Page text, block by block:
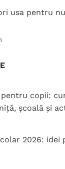
usa pentru
copii:
școală și
2026: idei